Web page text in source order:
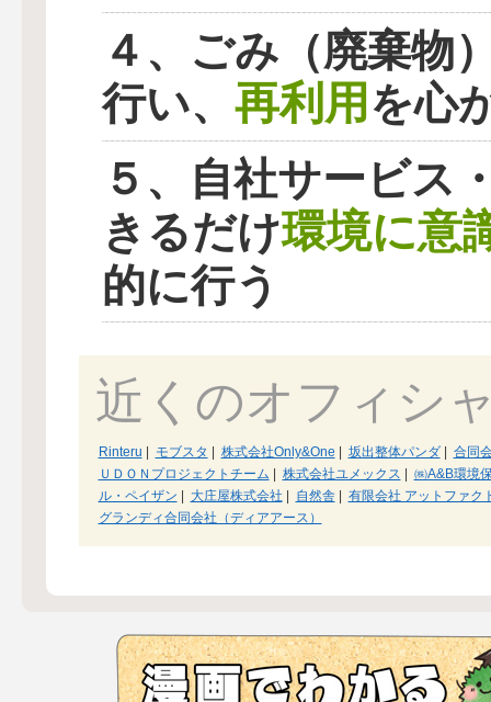
４、ごみ（廃棄物
行い、 再利用を心
５、自社サービス
きるだけ環境に意
的に行う
近くのオフィシ
Rinteru モブスタ 株式会社Only&One 坂出整体パンダ|
合同
ＵＤＯＮプロジェクトチーム
株式会社ユメックス
㈱A&B環境
ル・ペイザン
大庄屋株式会社 自然舎|
有限会社 アットファク
グランディ合同会社（ディアアース）